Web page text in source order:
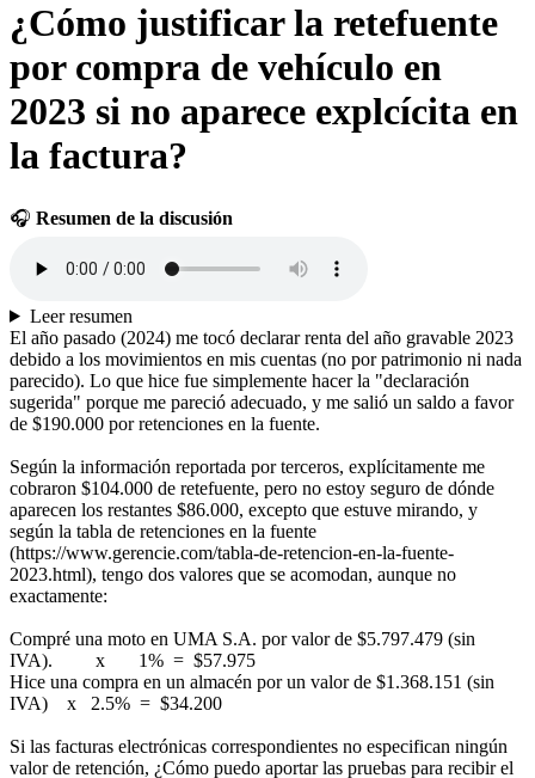
¿Cómo justificar la retefuente
por compra de vehículo en
2023 si no aparece explcícita en
la factura?
🎧 Resumen de la discusión
Leer resumen
El año pasado (2024) me tocó declarar renta del año gravable 2023
debido a los movimientos en mis cuentas (no por patrimonio ni nada
parecido). Lo que hice fue simplemente hacer la "declaración
sugerida" porque me pareció adecuado, y me salió un saldo a favor
de $190.000 por retenciones en la fuente.
Según la información reportada por terceros, explícitamente me
cobraron $104.000 de retefuente, pero no estoy seguro de dónde
aparecen los restantes $86.000, excepto que estuve mirando, y
según la tabla de retenciones en la fuente
(https://www.gerencie.com/tabla-de-retencion-en-la-fuente-
2023.html), tengo dos valores que se acomodan, aunque no
exactamente:
Compré una moto en UMA S.A. por valor de $5.797.479 (sin
IVA). x 1% = $57.975
Hice una compra en un almacén por un valor de $1.368.151 (sin
IVA) x 2.5% = $34.200
Si las facturas electrónicas correspondientes no especifican ningún
valor de retención, ¿Cómo puedo aportar las pruebas para recibir el